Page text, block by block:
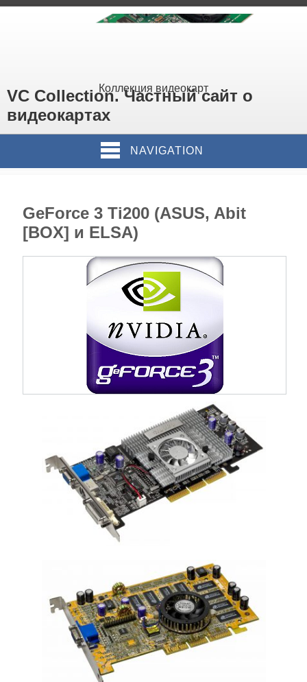
Коллекция видеокарт
VC Collection. Частный сайт о
видеокартах
NAVIGATION
GeForce 3 Ti200 (ASUS, Abit
[BOX] и ELSA)